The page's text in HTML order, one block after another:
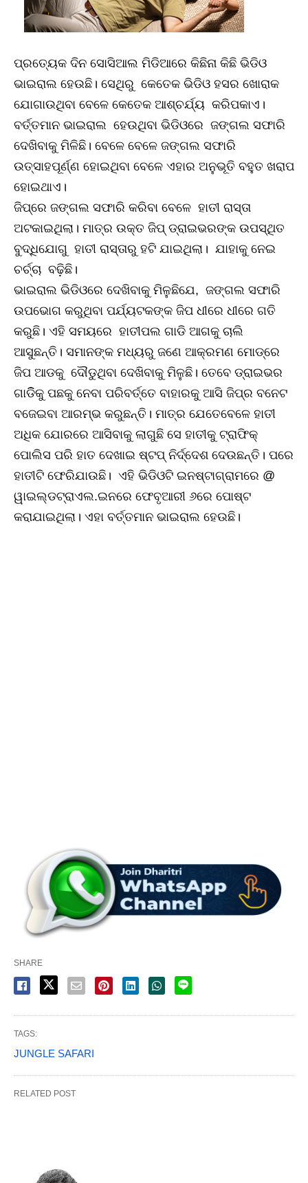
ପ୍ରତ୍ୟେକ ଦିନ ସୋସିଆଲ ମିଡିଆରେ କିଛିନା କିଛି ଭିଡିଓ
ଭାଇରାଲ ହେଉଛି। ସେଥିରୁ କେତେକ ଭିଡିଓ ହସର ଖୋରାକ
ଯୋଗାଉଥିବା ବେଳେ କେତେକ ଆଶ୍ଚର୍ଯ୍ୟ କରିପକାଏ।
ବର୍ତ୍ତମାନ ଭାଇରାଲ ହେଉଥିବା ଭିଡିଓରେ ଜଙ୍ଗଲ ସଫାରି
ଦେଖିବାକୁ ମିଳିଛି। ବେଳେ ବେଳେ ଜଙ୍ଗଲ ସଫାରି
ଉତ୍ସାହପୂର୍ଣ୍ଣ ହୋଇଥିବା ବେଳେ ଏହାର ଅନୁଭୂତି ବହୁତ ଖରାପ
ହୋଇଥାଏ।
ଜିପ୍‌ରେ ଜଙ୍ଗଲ ସଫାରି କରିବା ବେଳେ ହାତୀ ରାସ୍ତା
ଅଟକାଇଥିଲା। ମାତ୍ର ଉକ୍ତ ଜିପ୍‌ ଡ୍ରାଇଭରଙ୍କ ଉପସ୍ଥିତ
ବୁଦ୍ଧିଯୋଗୁ ହାତୀ ରାସ୍ତାରୁ ହଟି ଯାଇଥିଲା। ଯାହାକୁ ନେଇ
ଚର୍ଚ୍ଚା ବଢ଼ିଛି।
ଭାଇରାଲ ଭିଡିଓରେ ଦେଖିବାକୁ ମିଳୁଛିଯେ, ଜଙ୍ଗଲ ସଫାରି
ଉପଭୋଗ କରୁଥିବା ପର୍ଯ୍ୟଟକଙ୍କ ଜିପ ଧୀରେ ଧୀରେ ଗତି
କରୁଛି। ଏହି ସମୟରେ ହାତୀପଲ ଗାଡି ଆଗକୁ ଚାଲି
ଆସୁଛନ୍ତି। ସମାନଙ୍କ ମଧ୍ୟରୁ ଜଣେ ଆକ୍ରମଣ ମୋଡ୍‌ରେ
ଜିପ ଆଡକୁ ଦୌଡୁଥିବା ଦେଖିବାକୁ ମିଳୁଛି। ତେବେ ଡ୍ରାଇଭର
ଗାଡିିକୁ ପଛକୁ ନେବା ପରିବର୍ତ୍ତେ ବାହାରକୁ ଆସି ଜିପ୍‌ର ବନେଟ
ବଜେଇବା ଆରମ୍ଭ କରୁଛନ୍ତି। ମାତ୍ର ଯେତେବେଳେ ହାତୀ
ଅଧିକ ଯୋରରେ ଆସିବାକୁ ଲାଗୁଛି ସେ ହାତୀକୁ ଟ୍ରାଫିକ୍‌
ପୋଲିସ ପରି ହାତ ଦେଖାଇ ଷ୍ଟପ୍‌ ନିର୍ଦ୍ଦେଶ ଦେଉଛନ୍ତି। ପରେ
ହାତୀଟି ଫେରିଯାଉଛି। ଏହି ଭିଡିଓଟି ଇନଷ୍ଟାଗ୍ରାମରେ @
ୱାଇଲ୍ଡଟ୍ରାଏଲ.ଇନରେ ଫେବୃଆରୀ ୬ରେ ପୋଷ୍ଟ
କରାଯାଇଥିଲା। ଏହା ବର୍ତ୍ତମାନ ଭାଇରାଲ ହେଉଛି।
SHARE
TAGS:
JUNGLE SAFARI
RELATED POST